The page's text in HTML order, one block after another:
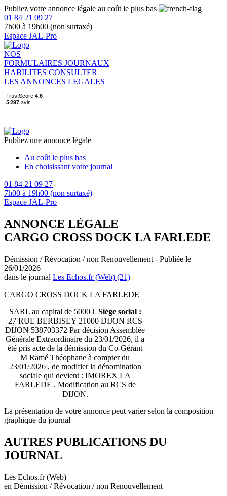
Publiez votre annonce légale au coût le plus bas
01 84 21 09 27
7h00 à 19h00 (non surtaxé)
Espace JAL-Pro
NOS
FORMULAIRES JOURNAUX
HABILITES CONSULTER
LES ANNONCES LEGALES
Publiez une annonce légale
Au coût le plus bas
En choisissant votre journal
01 84 21 09 27
7h00 à 19h00 (non surtaxé)
Espace JAL-Pro
ANNONCE LÉGALE
CARGO CROSS DOCK LA FARLEDE
Démission / Révocation / non Renouvellement - Publiée le
26/01/2026
dans le journal Les Echos.fr (Web) (21)
CARGO CROSS DOCK LA FARLEDE
SARL au capital de 5000 € Siège social :
27 RUE BERBISEY 21000 DIJON RCS
DIJON 538703372 Par décision Assemblée
Générale Extraordinaire du 23/01/2026, il a
été pris acte de la démission du Co-Gérant
M Ramé Théophane à compter du
23/01/2026 , de modifier la dénomination
sociale qui devient : IMOREX LA
FARLEDE . Modification au RCS de
DIJON.
La présentation de votre annonce peut varier selon la composition
graphique du journal
AUTRES PUBLICATIONS DU
JOURNAL
Les Echos.fr (Web)
en Démission / Révocation / non Renouvellement